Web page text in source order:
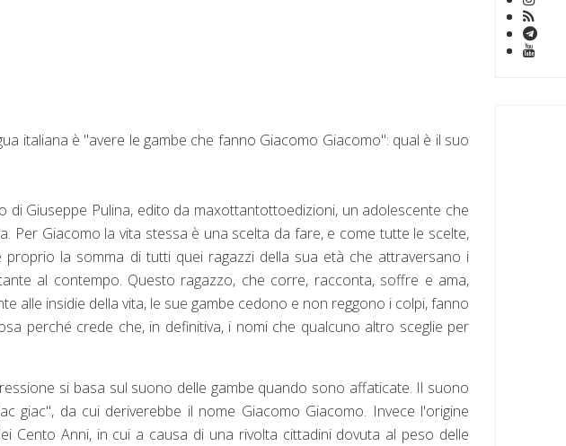
italiana è "avere le gambe che fanno Giacomo Giacomo": qual è il suo
Giuseppe Pulina, edito da maxottantottoedizioni, un adolescente che
Per Giacomo la vita stessa è una scelta da fare, e come tutte le scelte,
la somma di tutti quei ragazzi della sua età che attraversano i
al contempo. Questo ragazzo, che corre, racconta, soffre e ama,
alle insidie della vita, le sue gambe cedono e non reggono i colpi, fanno
perché crede che, in definitiva, i nomi che qualcuno altro sceglie per
si basa sul suono delle gambe quando sono affaticate. Il suono
giac", da cui deriverebbe il nome Giacomo Giacomo. Invece l'origine
Cento Anni, in cui a causa di una rivolta cittadini dovuta al peso delle